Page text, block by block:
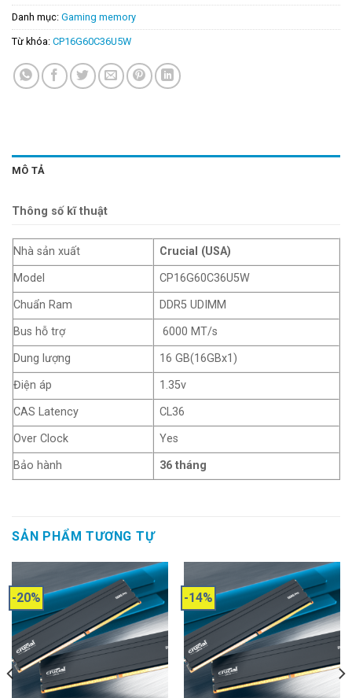
Danh mục: Gaming memory
Từ khóa: CP16G60C36U5W
MÔ TẢ
Thông số kĩ thuật
Nhà sản xuất
Crucial (USA)
Model
CP16G60C36U5W
Chuẩn Ram
DDR5 UDIMM
Bus hỗ trợ
6000 MT/s
Dung lượng
16 GB(16GBx1)
Điện áp
1.35v
CAS Latency
CL36
Over Clock
Yes
Bảo hành
36 tháng
SẢN PHẨM TƯƠNG TỰ
-20% -14%